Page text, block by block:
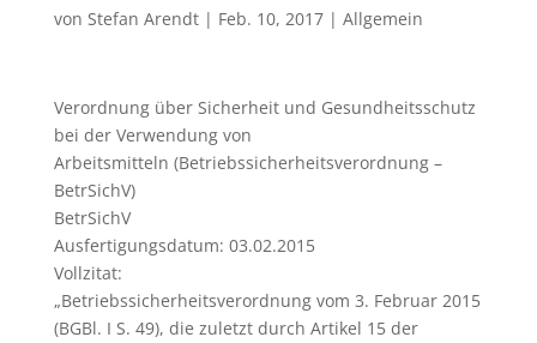
von Stefan Arendt| Feb. 10, 2017| Allgemein
Verordnung über Sicherheit und Gesundheitsschutz
bei der Verwendung von
Arbeitsmitteln (Betriebssicherheitsverordnung –
BetrSichV)
BetrSichV
Ausfertigungsdatum: 03.02.2015
Vollzitat:
„Betriebssicherheitsverordnung vom 3. Februar 2015
(BGBl. I S. 49), die zuletzt durch Artikel 15 der